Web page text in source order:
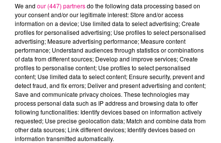
DOJA CAT
Say So
JENNIFER LOPEZ &
DAVID GUETTA
Save Me Tonight
COLDPLAY
A Sky Full Of Stars
L'HOROSCOPE
We and our (447) partnersdo the following data processing based on
your consent and/or our legitimate interest: Store and/or access
information on a device; Use limited data to select advertising; Create
profiles for personalised advertising; Use profiles to select personalised
advertising; Measure advertising performance; Measure content
performance; Understand audiences through statistics or combinations
of data from different sources; Develop and improve services; Create
profiles to personalise content; Use profiles to select personalised
content; Use limited data to select content; Ensure security, prevent and
detect fraud, and fix errors; Deliver and present advertising and content;
Save and communicate privacy choices. These technologies may
process personal data such as IP address and browsing data to offer
following functionalities: Identify devices based on information actively
requested; Use precise geolocation data; Match and combine data from
other data sources; Link different devices; Identify devices based on
information transmitted automatically.